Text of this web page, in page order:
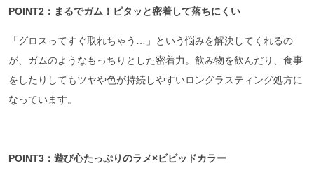
POINT2：まるでガム！ピタッと密着して落ちにくい
「グロスってすぐ取れちゃう…」という悩みを解決してくれるの
が、ガムのようなもっちりとした密着力。飲み物を飲んだり、食事
をしたりしてもツヤや色が持続しやすいロングラスティング処方に
なっています。
POINT3：遊び心たっぷりのラメ×ビビッドカラー